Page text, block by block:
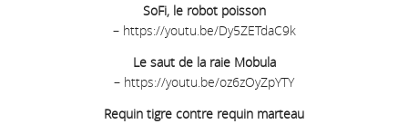
SoFi, le robot poisson
– https://youtu.be/Dy5ZETdaC9k
Le saut de la raie Mobula
– https://youtu.be/oz6zOyZpYTY
Requin tigre contre requin marteau